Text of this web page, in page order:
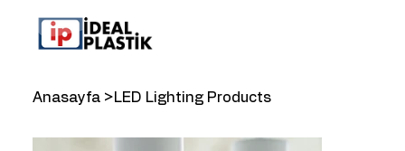
Anasayfa >LED Lighting Products